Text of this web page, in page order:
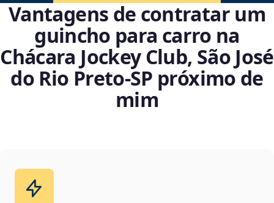
Vantagens de contratar um
guincho para carro na
Chácara Jockey Club, São José
do Rio Preto‑SP próximo de
mim